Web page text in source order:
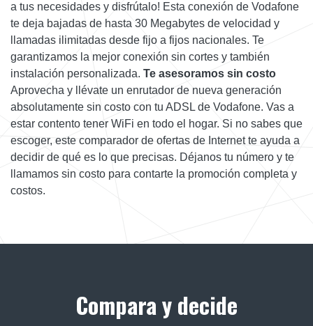
a tus necesidades y disfrútalo! Esta conexión de Vodafone
te deja bajadas de hasta 30 Megabytes de velocidad y
llamadas ilimitadas desde fijo a fijos nacionales. Te
garantizamos la mejor conexión sin cortes y también
instalación personalizada. Te asesoramos sin costo
Aprovecha y llévate un enrutador de nueva generación
absolutamente sin costo con tu ADSL de Vodafone. Vas a
estar contento tener WiFi en todo el hogar. Si no sabes que
escoger, este comparador de ofertas de Internet te ayuda a
decidir de qué es lo que precisas. Déjanos tu número y te
llamamos sin costo para contarte la promoción completa y
costos.
Compara y decide